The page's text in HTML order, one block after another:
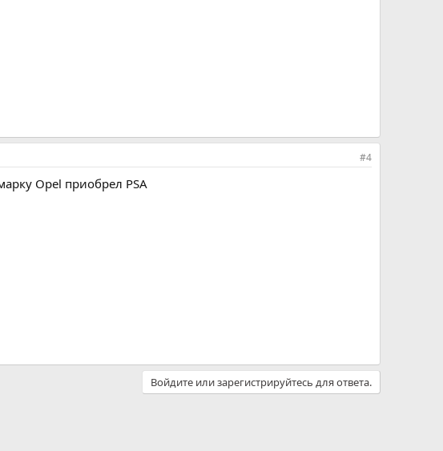
#4
Opel приобрел PSA
Войдите или зарегистрируйтесь для ответа.